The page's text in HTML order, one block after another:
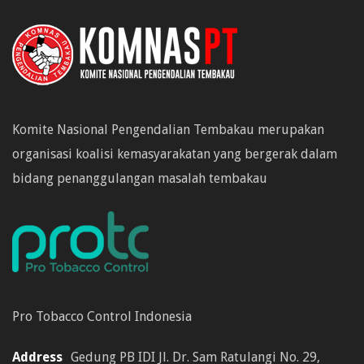
Komite Nasional Pengendalian Tembakau merupakan
organisasi koalisi kemasyarakatan yang bergerak dalam
bidang penanggulangan masalah tembakau
Pro Tobacco Control Indonesia
Address Gedung PB IDI Jl. Dr. Sam Ratulangi No. 29,